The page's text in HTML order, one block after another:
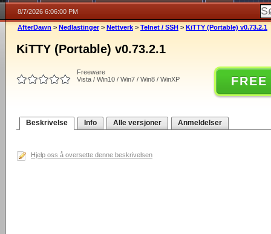
8/7/2026 6:06:00 PM
AfterDawn > Nedlastinger > Nettverk > Telnet / SSH > KiTTY (Portable) v0.73.2.1
KiTTY (Portable) v0.73.2.1
Freeware
Vista / Win10 / Win7 / Win8 / WinXP
Beskrivelse Info Alle versjoner Anmeldelser
Hjelp oss å oversette denne beskrivelsen